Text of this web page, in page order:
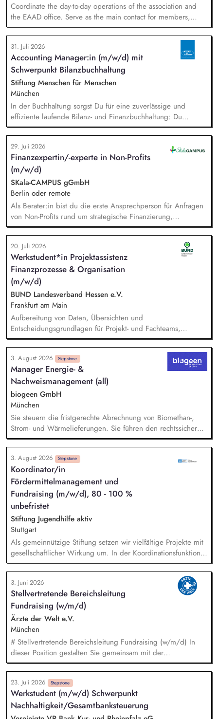
Coordinate the day-to-day operations of the association and
the EAAD office. Serve as the main contact for members,
partners and general enquiries. Support the Board of
Directors by organising meetings, preparing documents and
following up on decisions. Coordinate the association's
website, newsletters and social media. Support awareness
campaigns and communication activities. Coordinate and
develop EAAD's fundraising activities.
31. Juli 2026
Accounting Manager:in (m/w/d) mit
Schwerpunkt Bilanzbuchhaltung
Stiftung Menschen für Menschen
München
In der Buchhaltung sorgst Du für eine zuverlässige und
effiziente laufende Bilanz- und Finanzbuchhaltung: Du
bearbeitest Bankgeschäfte, Kreditoren und Debitoren,
wickelst den Zahlungsverkehr ab und unterstützt bei Lohn-
und Gehaltsabrechnung sowie im Steuer- und Meldewesen.
Zudem übernimmst Du eigenständig Abschlussarbeiten sowie
Kosten- und Leistungsrechnung und bringst Dich in
bereichsübergreifende Themen ein.
29. Juli 2026
Finanzexpertin/-experte in Non-Profits
(m/w/d)
SKala-CAMPUS gGmbH
Berlin oder remote
Als Berater:in bist du die erste Ansprechperson für Anfragen
von Non-Profits rund um strategische Finanzierung,
Finanzmanagement und Fundraising. Dabei entwickelst du
den gesamten Prozess von der Anfrage über
Angebotserstellung bis zur eigenverantwortlichen Umsetzung.
Auf Basis der jeweiligen Herausforderungen entwickelst du
passgenaue Beratungsprozesse und berätst Organisationen zu
zentralen Fragen ihrer finanziellen Steuerung und
strategischen Weiterentwicklung.
20. Juli 2026
Werkstudent*in Projektassistenz
Finanzprozesse & Organisation
(m/w/d)
BUND Landesverband Hessen e.V.
Frankfurt am Main
Aufbereitung von Daten, Übersichten und
Entscheidungsgrundlagen für Projekt- und Fachteams,
Mitarbeit an organisatorischen Konzepten, Abläufen und
Arbeitsdokumenten, Unterstützung im Projektmanagement (z.
B. Protokolle, Aufgabenverfolgung, Terminvorbereitung),
Recherchen zu organisatorischen und finanzbezogenen
Fragestellungen, Pflege und Strukturierung von Projekt- und
Organisationsdokumentationen, allgemeine unterstützende
Tätigkeiten im Bereich Finanzverwaltung und Organisation.
3. August 2026 Stepstone
Manager Energie- &
Nachweismanagement (all)
biogeen GmbH
München
Sie steuern die fristgerechte Abrechnung von Biomethan-,
Strom- und Wärmelieferungen. Sie führen den rechtssicheren
Nachweis für nachhaltig erzeugtes Biomethan über Systeme
wie Nabisy, SURE sowie das dena-Biomethanregister. Sie
übernehmen das operative Nominierungsmanagement an den
Schnittstellen des Energiemarktes. Sie analysieren komplexe
Datensätze, erstellen aussagekräftige energiewirtschaftliche
Reports und sichern eine hohe Datenqualität für interne
Schnittstellen und Managemententscheidungen.
3. August 2026 Stepstone
Koordinator/in
Fördermittelmanagement und
Fundraising (m/w/d), 80 - 100 %
unbefristet
Stiftung Jugendhilfe aktiv
Stuttgart
Als gemeinnützige Stiftung setzen wir vielfältige Projekte mit
gesellschaftlicher Wirkung um. In der Koordinationsfunktion
stellst du die Beschaffung von Drittmitteln sicher, sorgst für
die zweckgerechte Verwendung und ermöglichst, dass
Spenden und Fördermittel wirkungsvoll eingesetzt werden. -
Marktsondierung bestehender und geeigneter neuer
Fördermittel - Begleitung unserer Pädagogik bei
Förderanträgen - Sicherstellen von Mittelbeantragung,
Mittelabruf und -verwendung inkl. Dokumentation -
Koordination, Verwaltung, zweckgerechte Zuordnung sowie
Nachweisführung von Spendengeldern - Buchhalterische
Unterstützung u.a. bei Führung und Kontrolle von
Gruppengeldkonten
3. Juni 2026
Stellvertretende Bereichsleitung
Fundraising (w/m/d)
Ärzte der Welt e.V.
München
# Stellvertretende Bereichsleitung Fundraising (w/m/d) In
dieser Position gestalten Sie gemeinsam mit der
Bereichsleitung die strategische Weiterentwicklung des
Fundraisings und übernehmen Führungs- sowie
Steuerungsaufgaben in einem dynamischen Umfeld. Ein
Schwerpunkt Ihrer Tätigkeit liegt in der Führung und
Weiterentwicklung des Dialogmarketing-Teams: strategische
Weiterentwicklung des Dialogmarketings, fachliche Leitung
23. Juli 2026 Stepstone
Werkstudent (m/w/d) Schwerpunkt
Nachhaltigkeit/Gesamtbanksteuerung